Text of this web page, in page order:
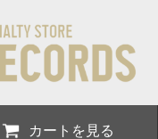
カートを見る